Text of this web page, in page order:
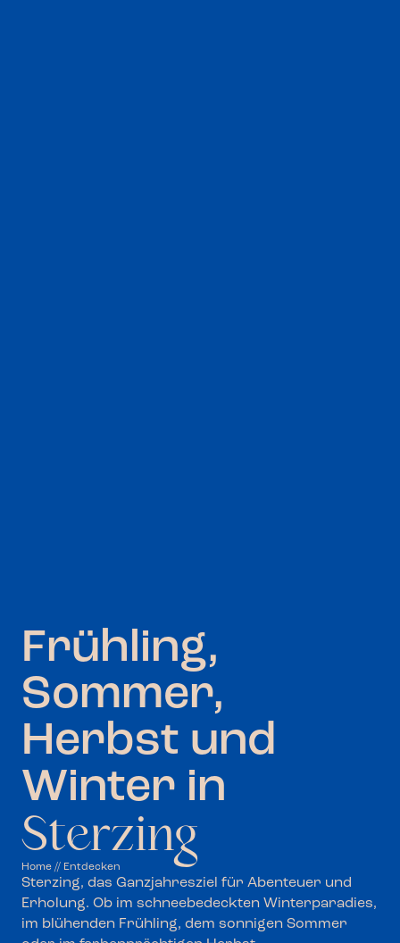
Frühling,
Sommer,
Herbst und
Winter in
Sterzing
Home // Entdecken
Sterzing, das Ganzjahresziel für Abenteuer und
Erholung. Ob im schneebedeckten Winterparadies,
im blühenden Frühling, dem sonnigen Sommer